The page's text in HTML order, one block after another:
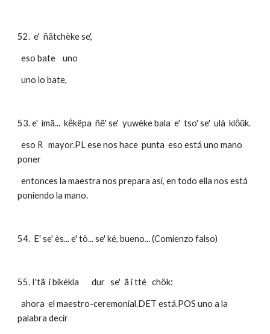
52.  e'  ñãtchèke se',
  eso bate    uno
  uno lo bate,
53. e'  ímã...  kë́këpa  ñẽ' se'  yuwèke bala  e'  tso' se'  ulà  klö̀ũk.
  eso R   mayor.PL ese nos hace  punta  eso está uno mano
poner
  entonces la maestra nos prepara así, en todo ella nos está
poniendo la mano.
54.  E' se' ès... e' tö... se' ké, bueno... (Comienzo falso)
55. I'tã  i bikékla       dur   se'  ã i tté   chök:
  ahora  el maestro-ceremonial.DET está.POS uno a la
palabra decir